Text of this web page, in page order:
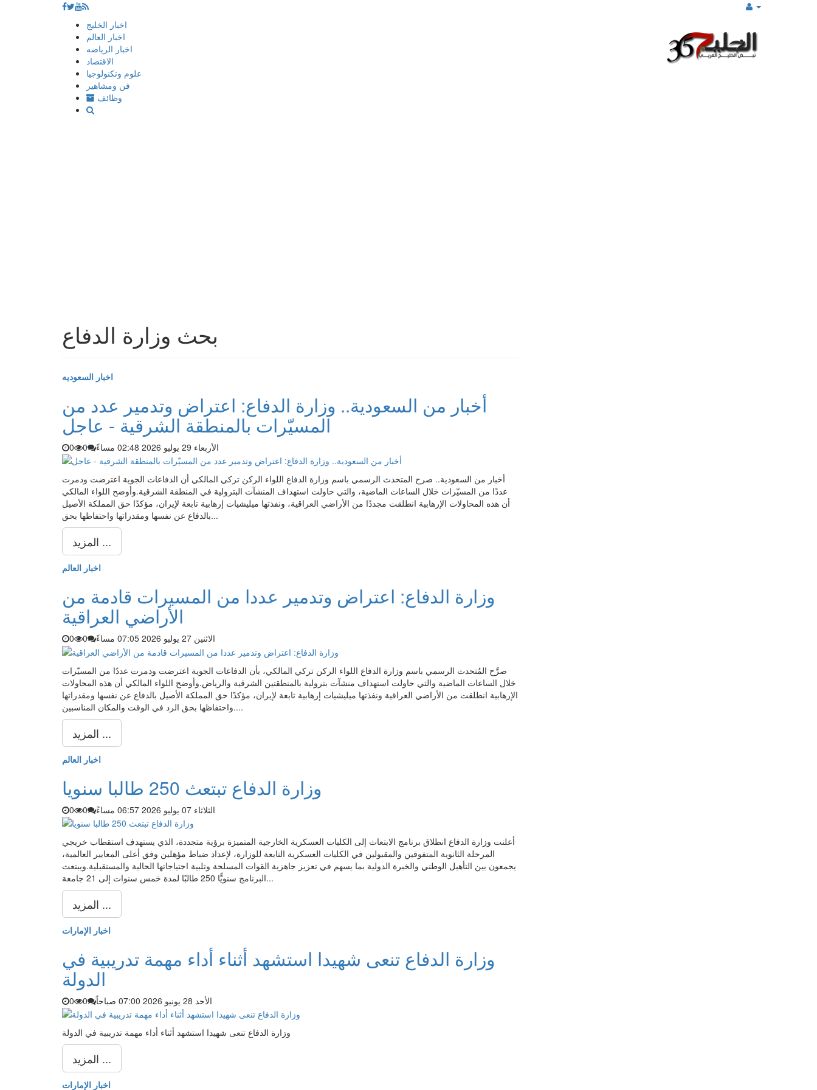
إذهب
المحتوى
اخبار الخليج
اخبار العالم
اخبار الرياضه
الاقتصاد
علوم وتكنولوجيا
فن ومشاهير
وظائف
بحث وزارة الدفاع
اخبار السعوديه
أخبار من السعودية.. وزارة الدفاع: اعتراض وتدمير عدد من
المسيّرات بالمنطقة الشرقية - عاجل
الأربعاء 29 يوليو 2026 02:48 مساءً 0
0
أخبار من السعودية.. صرح المتحدث الرسمي باسم وزارة الدفاع اللواء الركن تركي المالكي أن الدفاعات الجوية اعترضت ودمرت
عددًا من المسيّرات خلال الساعات الماضية، والتي حاولت استهداف المنشآت البترولية في المنطقة الشرقية.وأوضح اللواء المالكي
أن هذه المحاولات الإرهابية انطلقت مجددًا من الأراضي العراقية، ونفذتها ميليشيات إرهابية تابعة لإيران، مؤكدًا حق المملكة الأصيل
بالدفاع عن نفسها ومقدراتها واحتفاظها بحق...
المزيد ...
اخبار العالم
وزارة الدفاع: اعتراض وتدمير عددا من المسيرات قادمة من
الأراضي العراقية
الاثنين 27 يوليو 2026 07:05 مساءً 0
0
صرَّح المُتحدث الرسمي باسم وزارة الدفاع اللواء الركن تركي المالكي، بأن الدفاعات الجوية اعترضت ودمرت عددًا من المسيّرات
خلال الساعات الماضية والتي حاولت استهداف منشآت بترولية بالمنطقتين الشرقية والرياض.وأوضح اللواء المالكي أن هذه المحاولات
الإرهابية انطلقت من الأراضي العراقية ونفذتها ميليشيات إرهابية تابعة لإيران، مؤكدًا حق المملكة الأصيل بالدفاع عن نفسها ومقدراتها
واحتفاظها بحق الرد في الوقت والمكان المناسبين....
المزيد ...
اخبار العالم
وزارة الدفاع تبتعث 250 طالبا سنويا
الثلاثاء 07 يوليو 2026 06:57 مساءً 0
0
أعلنت وزارة الدفاع انطلاق برنامج الابتعاث إلى الكليات العسكرية الخارجية المتميزة برؤية متجددة، الذي يستهدف استقطاب خريجي
المرحلة الثانوية المتفوقين والمقبولين في الكليات العسكرية التابعة للوزارة، لإعداد ضباط مؤهلين وفق أعلى المعايير العالمية،
يجمعون بين التأهيل الوطني والخبرة الدولية بما يسهم في تعزيز جاهزية القوات المسلحة وتلبية احتياجاتها الحالية والمستقبلية.ويبتعث
البرنامج سنويًّا 250 طالبًا لمدة خمس سنوات إلى 21 جامعة...
المزيد ...
اخبار الإمارات
وزارة الدفاع تنعى شهيدا استشهد أثناء أداء مهمة تدريبية في
الدولة
الأحد 28 يونيو 2026 07:00 صباحاً 0
0
وزارة الدفاع تنعى شهيدا استشهد أثناء أداء مهمة تدريبية في الدولة
المزيد ...
اخبار الإمارات